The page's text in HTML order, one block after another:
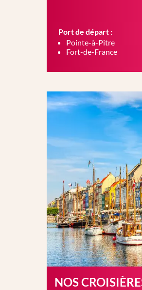
Port de départ :
Pointe-à-Pitre
Fort-de-France
NOS